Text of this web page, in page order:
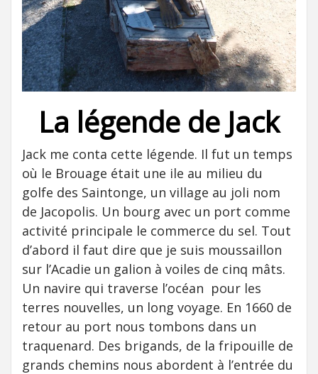
La légende de Jack
Jack me conta cette légende. Il fut un temps
où le Brouage était une ile au milieu du
golfe des Saintonge, un village au joli nom
de Jacopolis. Un bourg avec un port comme
activité principale le commerce du sel. Tout
d’abord il faut dire que je suis moussaillon
sur l’Acadie un galion à voiles de cinq mâts.
Un navire qui traverse l’océan pour les
terres nouvelles, un long voyage. En 1660 de
retour au port nous tombons dans un
traquenard. Des brigands, de la fripouille de
grands chemins nous abordent à l’entrée du